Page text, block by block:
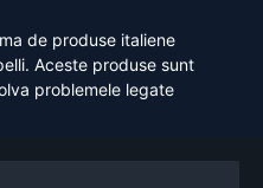
de produse italiene
Aceste produse sunt
problemele legate